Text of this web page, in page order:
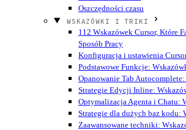
Oszczędności czasu
WSKAZÓWKI I TRIKI
112 Wskazówek Cursor, Które
Sposób Pracy
Konfiguracja i ustawienia
Podstawowe Funkcje:
Opanowanie Tab
Strategie Edycji Inline:
Optymalizacja Agenta i Chatu:
Strategie dla dużych baz kodu:
Zaawansowane techniki: